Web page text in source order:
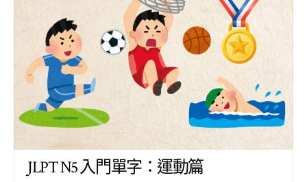
JLPT N5 入門單字：運動篇